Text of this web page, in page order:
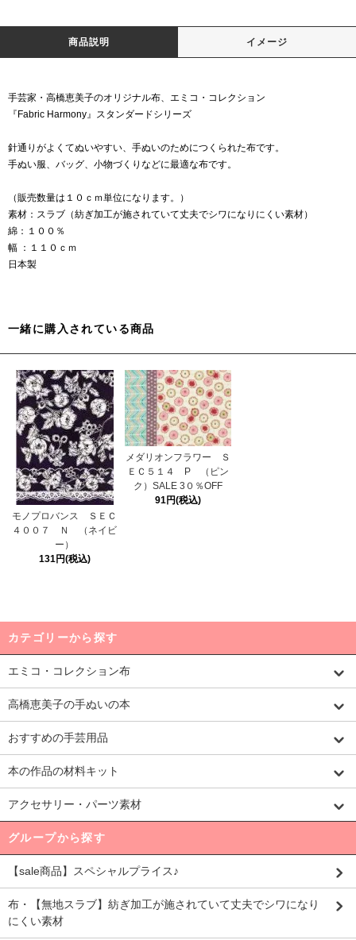
商品説明 イメージ
手芸家・高橋恵美子のオリジナル布、エミコ・コレクション
『Fabric Harmony』スタンダードシリーズ
針通りがよくてぬいやすい、手ぬいのためにつくられた布です。
手ぬい服、バッグ、小物づくりなどに最適な布です。
（販売数量は１０ｃｍ単位になります。）
素材：スラブ（紡ぎ加工が施されていて丈夫でシワになりにくい素材）
綿：１００％
幅 ：１１０ｃｍ
日本製
一緒に購入されている商品
モノプロバンス ＳＥＣ
４００７ Ｎ （ネイビ
ー）
131円(税込)
メダリオンフラワー Ｓ
ＥＣ５１４ P （ピン
ク）SALE 3０％OFF
91円(税込)
カテゴリーから探す
エミコ・コレクション布
高橋恵美子の手ぬいの本
おすすめの手芸用品
本の作品の材料キット
アクセサリー・パーツ素材
グループから探す
【sale商品】スペシャルプライス♪
布・【無地スラブ】紡ぎ加工が施されていて丈夫でシワになり
にくい素材